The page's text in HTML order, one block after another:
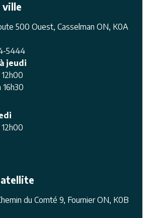
ville
500 Ouest, Casselman ON, K0A
5444
jeudi
16h30
du Comté 9, Fournier ON, K0B